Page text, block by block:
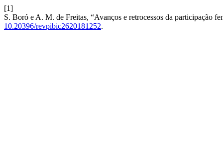
[1]
S. Boró e A. M. de Freitas, “Avanços e retrocessos da participação
10.20396/revpibic2620181252.